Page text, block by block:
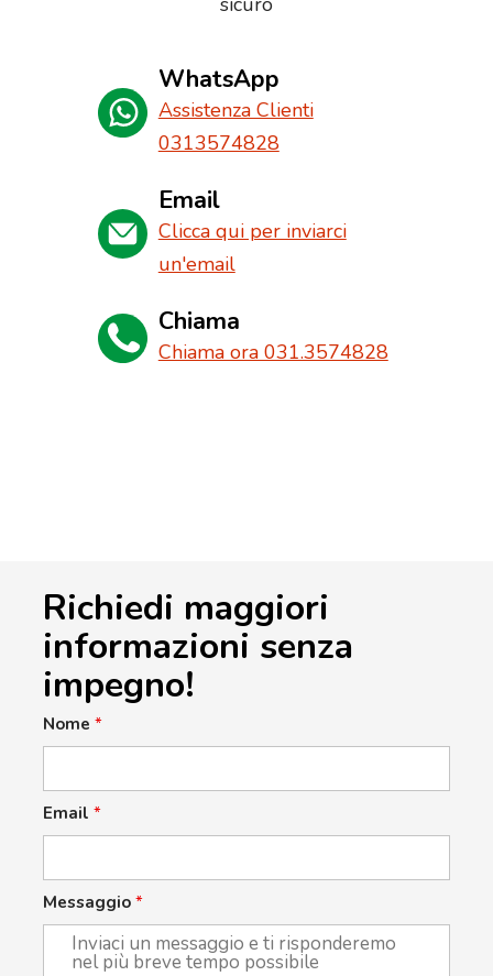
WhatsApp
Assistenza Clienti
0313574828
Email
Clicca qui per inviarci
un'email
Chiama
Chiama ora 031.3574828
Richiedi maggiori
informazioni senza
impegno!
Nome *
Email *
Messaggio *